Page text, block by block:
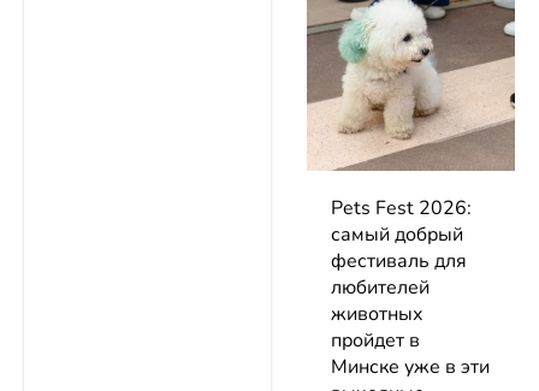
Pets Fest 2026:
самый добрый
фестиваль для
любителей
животных
пройдет в
Минске уже в эти